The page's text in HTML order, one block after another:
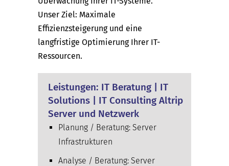
Unser Ziel: Maximale
Effizienzsteigerung und eine
langfristige Optimierung Ihrer IT-
Ressourcen.
Leistungen: IT Beratung | IT
Solutions | IT Consulting Altrip
Server und Netzwerk
Planung / Beratung: Server
Infrastrukturen
Analyse / Beratung: Server